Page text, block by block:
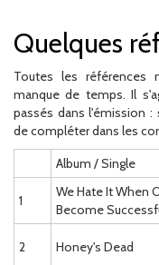
Quelques
Toutes les références
manque de temps. Il
passés dans l'émission :
de compléter dans les
Album / Single
1
We Hate It When
Become
2 Honey's Dead